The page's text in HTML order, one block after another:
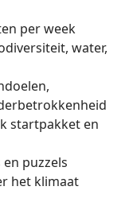
per week
water,
startpakket en
puzzels
het klimaat